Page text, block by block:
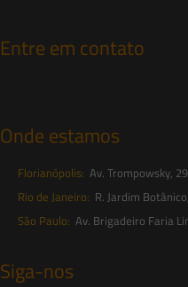
Entre em contato
Onde estamos
Florianópolis: Av. Trompowsky,
Rio de Janeiro: R. Jardim
São Paulo: Av. Brigadeiro Faria
Siga-nos